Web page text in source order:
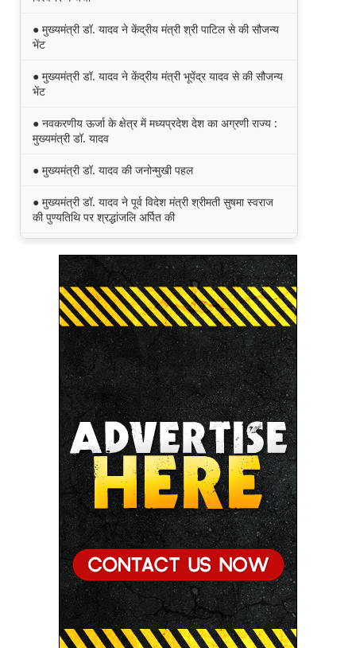
● मुख्यमंत्री डॉ. यादव ने केंद्रीय मंत्री श्री पाटिल से की सौजन्य
भेंट
● मुख्यमंत्री डॉ. यादव ने केंद्रीय मंत्री भूपेंद्र यादव से की सौजन्य
भेंट
● नवकरणीय ऊर्जा के क्षेत्र में मध्यप्रदेश देश का अग्रणी राज्य :
मुख्यमंत्री डॉ. यादव
● मुख्यमंत्री डॉ. यादव की जनोन्मुखी पहल
● मुख्यमंत्री डॉ. यादव ने पूर्व विदेश मंत्री श्रीमती सुषमा स्वराज
की पुण्यतिथि पर श्रद्धांजलि अर्पित की
प्रभावी बनाने के लिए अनुशंसाएं देने उच्च स्तरीय समिति गठित
● मध्यप्रदेश में सृजन संवाद अभियान का शुभारंभ
● मध्यप्रदेश पुलिस की अवैध मादक पदार्थों के विरूद्ध प्रभावी
कार्यवाही